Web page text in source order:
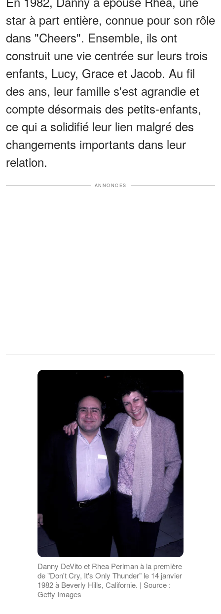
star à part entière, connue pour son rôle
dans "Cheers". Ensemble, ils ont
construit une vie centrée sur leurs trois
enfants, Lucy, Grace et Jacob. Au fil
des ans, leur famille s'est agrandie et
compte désormais des petits-enfants,
ce qui a solidifié leur lien malgré des
changements importants dans leur
relation.
ANNONCES
Danny DeVito et Rhea Perlman à la première
de "Don't Cry, It's Only Thunder" le 14 janvier
1982 à Beverly Hills, Californie. | Source :
Getty Images